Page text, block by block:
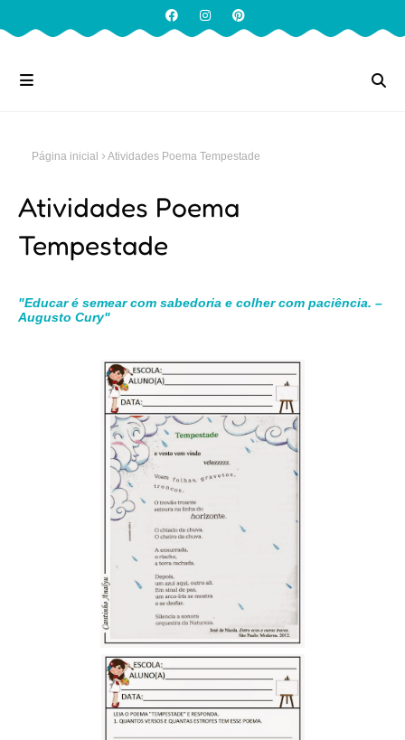
Página inicial Atividades Poema Tempestade
Atividades Poema
Tempestade
"Educar é semear com sabedoria e colher com paciência. –
Augusto Cury"